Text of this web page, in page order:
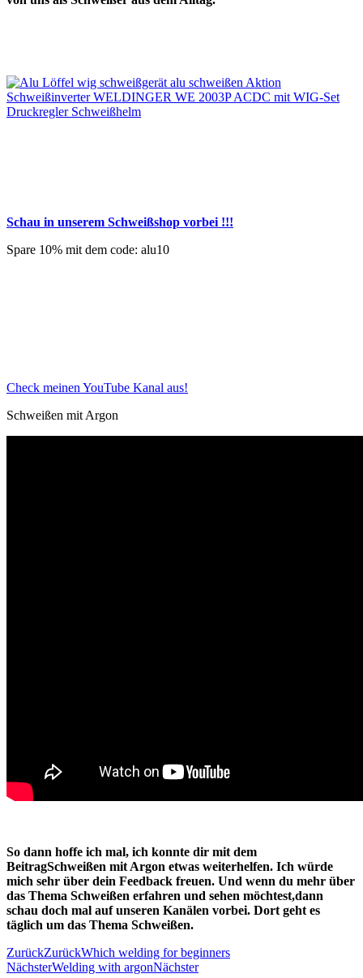
Schau in unserem Schweißshop vorbei !!!
Spare 10% mit dem code: alu10
Check meinen YouTube Kanal aus!
Schweißen mit Argon
So dann hoffe ich mal, ich konnte dir mit dem
BeitragSchweißen mit Argon etwas weiterhelfen. Ich würde
mich sehr über dein Feedback freuen. Und wenn du mehr über
das Thema Schweißen erfahren und sehen möchtest,dann
schau doch mal auf unseren Kanälen vorbei. Dort geht es
täglich um das Thema Schweißen.
ZurückZurückWhich welding for beginners
NächsterWelding with argonNächster